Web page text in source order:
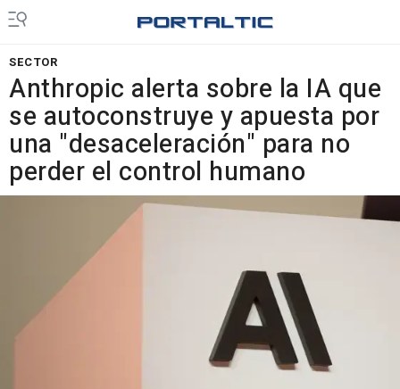
SECTOR
Anthropic alerta sobre la IA que
se autoconstruye y apuesta por
una "desaceleración" para no
perder el control humano